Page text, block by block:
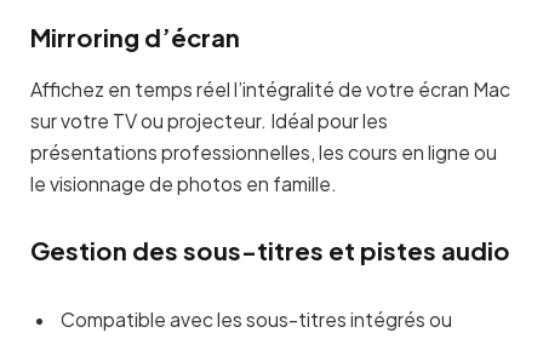
Mirroring d’écran
Affichez en temps réel l’intégralité de votre écran Mac
sur votre TV ou projecteur. Idéal pour les
présentations professionnelles, les cours en ligne ou
le visionnage de photos en famille.
Gestion des sous-titres et pistes audio
Compatible avec les sous-titres intégrés ou